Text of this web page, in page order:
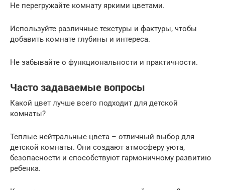
Не перегружайте комнату яркими цветами.
Используйте различные текстуры и фактуры, чтобы
добавить комнате глубины и интереса.
Не забывайте о функциональности и практичности.
Часто задаваемые вопросы
Какой цвет лучше всего подходит для детской
комнаты?
Теплые нейтральные цвета – отличный выбор для
детской комнаты. Они создают атмосферу уюта,
безопасности и способствуют гармоничному развитию
ребенка.